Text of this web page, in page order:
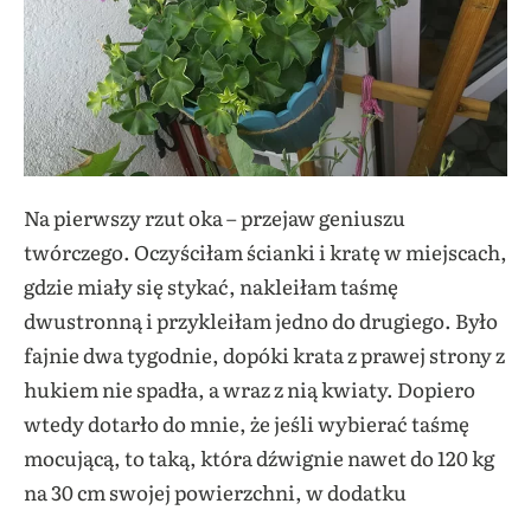
Na pierwszy rzut oka – przejaw geniuszu
twórczego. Oczyściłam ścianki i kratę w miejscach,
gdzie miały się stykać, nakleiłam taśmę
dwustronną i przykleiłam jedno do drugiego. Było
fajnie dwa tygodnie, dopóki krata z prawej strony z
hukiem nie spadła, a wraz z nią kwiaty. Dopiero
wtedy dotarło do mnie, że jeśli wybierać taśmę
mocującą, to taką, która dźwignie nawet do 120 kg
na 30 cm swojej powierzchni, w dodatku